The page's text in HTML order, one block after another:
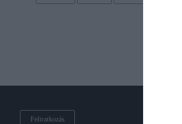
Feliratkozás